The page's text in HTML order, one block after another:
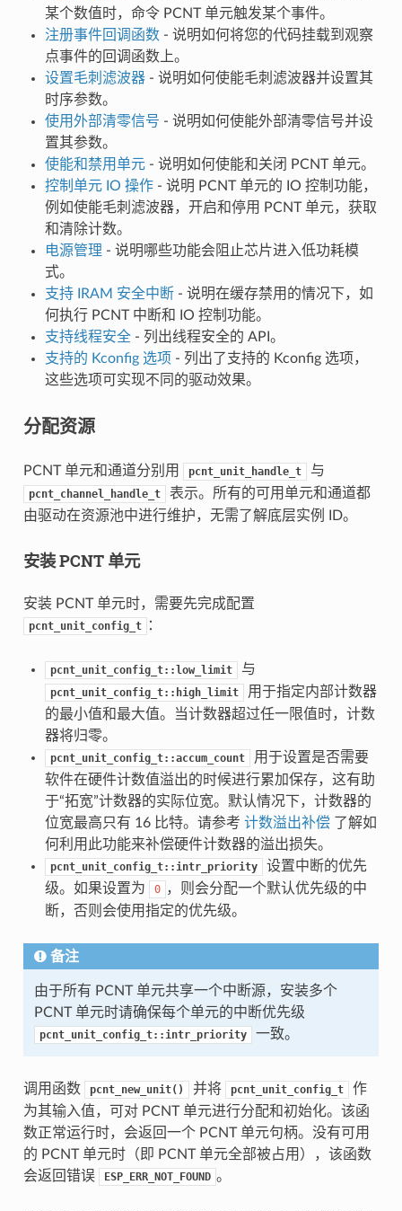
某个数值时，命令 PCNT 单元触发某个事件。
注册事件回调函数- 说明如何将您的代码挂载到观察
点事件的回调函数上。
设置毛刺滤波器- 说明如何使能毛刺滤波器并设置其
时序参数。
使用外部清零信号 - 说明如何使能外部清零信号并设
置其参数。
使能和禁用单元- 说明如何使能和关闭 PCNT 单元。
控制单元 IO 操作- 说明 PCNT 单元的 IO 控制功能，
例如使能毛刺滤波器，开启和停用 PCNT 单元，获取
和清除计数。
电源管理 - 说明哪些功能会阻止芯片进入低功耗模
式。
支持 IRAM 安全中断- 说明在缓存禁用的情况下，如
何执行 PCNT 中断和 IO 控制功能。
支持线程安全- 列出线程安全的 API。
支持的 Kconfig 选项 - 列出了支持的 Kconfig 选项，
这些选项可实现不同的驱动效果。
分配资源
PCNT 单元和通道分别用 pcnt_unit_handle_t 与
pcnt_channel_handle_t
表示。所有的可用单元和通道都
由驱动在资源池中进行维护，无需了解底层实例 ID。
安装 PCNT 单元
安装 PCNT 单元时，需要先完成配置
pcnt_unit_config_t ：
pcnt_unit_config_t::low_limit 与
pcnt_unit_config_t::high_limit
用于指定内部计数器
的最小值和最大值。当计数器超过任一限值时，计数
器将归零。
pcnt_unit_config_t::accum_count
用于设置是否需要
软件在硬件计数值溢出的时候进行累加保存，这有助
于“拓宽”计数器的实际位宽。默认情况下，计数器的
位宽最高只有 16 比特。请参考 计数溢出补偿了解如
何利用此功能来补偿硬件计数器的溢出损失。
pcnt_unit_config_t::intr_priority
设置中断的优先
级。如果设置为
0 ，则会分配一个默认优先级的中
断，否则会使用指定的优先级。
备注
由于所有 PCNT 单元共享一个中断源，安装多个
PCNT 单元时请确保每个单元的中断优先级
pcnt_unit_config_t::intr_priority 一致。
调用函数 pcnt_new_unit() 并将 pcnt_unit_config_t
作
为其输入值，可对 PCNT 单元进行分配和初始化。该函
数正常运行时，会返回一个 PCNT 单元句柄。没有可用
的 PCNT 单元时（即 PCNT 单元全部被占用），该函数
会返回错误
ESP_ERR_NOT_FOUND 。